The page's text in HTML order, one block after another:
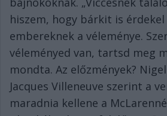
hiszem, hogy bárkit is érdekel
embereknek a véleménye.
véleményed van, tartsd meg
mondta. Az előzmények?
Jacques Villeneuve szerint a
maradnia kellene a